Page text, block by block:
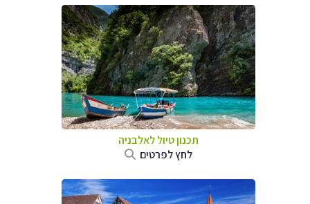
תכנון טיול לאלבניה
לחץ לפרטים